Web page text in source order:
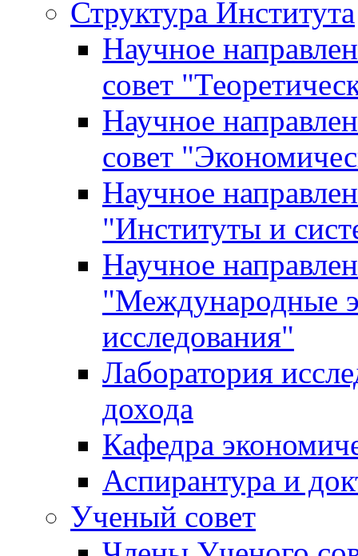
Структура Института
Научное
совет
Научное
совет
Научное
"Институты и
Научное
"Международные
исследования"
Лаборатория
дохода
Кафедра
Аспирантура и
Ученый совет